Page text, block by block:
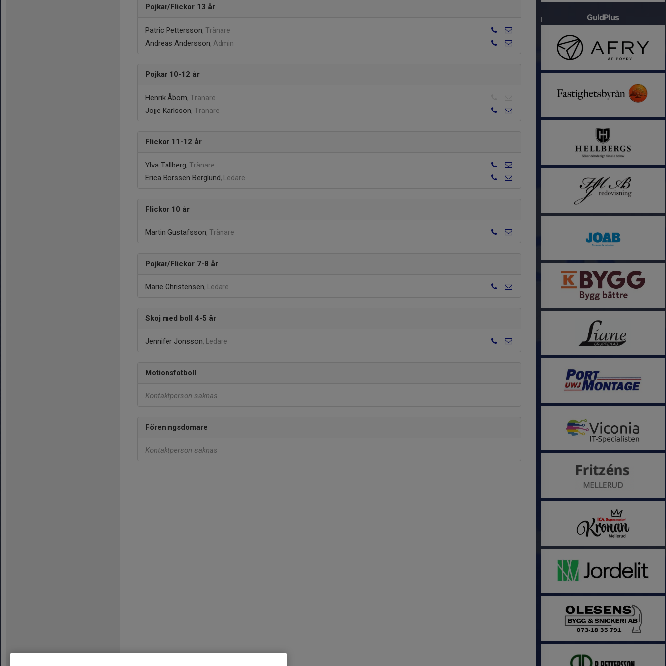
Pojkar/Flickor 13 år
Patric Pettersson, Tränare
Andreas Andersson, Admin
Pojkar 10-12 år
Henrik Åbom, Tränare
Jojje Karlsson, Tränare
Flickor 11-12 år
Ylva Tallberg, Tränare
Erica Borssen Berglund, Ledare
Flickor 10 år
Martin Gustafsson, Tränare
Pojkar/Flickor 7-8 år
Marie Christensen, Ledare
Skoj med boll 4-5 år
Jennifer Jonsson, Ledare
Motionsfotboll
Kontaktperson saknas
Föreningsdomare
Kontaktperson saknas
GuldPlus